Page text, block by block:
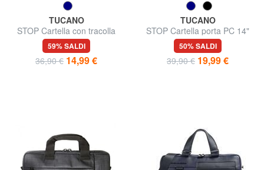
TUCANO
STOP Cartella con tracolla
59% SALDI
36,90 € 14,99 €
TUCANO
STOP Cartella porta PC 14"
50% SALDI
39,90 € 19,99 €